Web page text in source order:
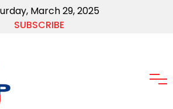
March 29, 2025
SUBSCRIBE